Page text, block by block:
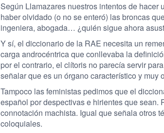
Según Llamazares nuestros intentos de
haber olvidado (o no se enteró) las broncas
ingeniera, abogada… ¿quién sigue ahora
Y sí, el diccionario de la RAE necesita un
carga androcéntrica que conllevaba la
por el contrario, el clítoris no parecía servir
señalar que es un órgano característico y muy
Tampoco las feministas pedimos que el
español por despectivas e hirientes que
connotación machista. Igual que señala otros
coloquiales.